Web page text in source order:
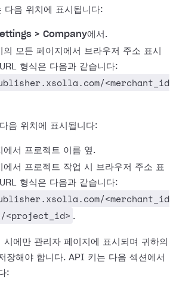
다음 위치에 표시됩니다:
> Company에서.
의 모든 페이지에서 브라우저 주소 표시
형식은 다음과 같습니다:
<merchant_id
음 위치에 표시됩니다:
에서 프로젝트 이름 옆.
에서 프로젝트 작업 시 브라우저 주소 표
형식은 다음과 같습니다:
<merchant_id
<project_id> .
시에만 관리자 페이지에 표시되며 귀하의
장해야 합니다. API 키는 다음 섹션에서
: